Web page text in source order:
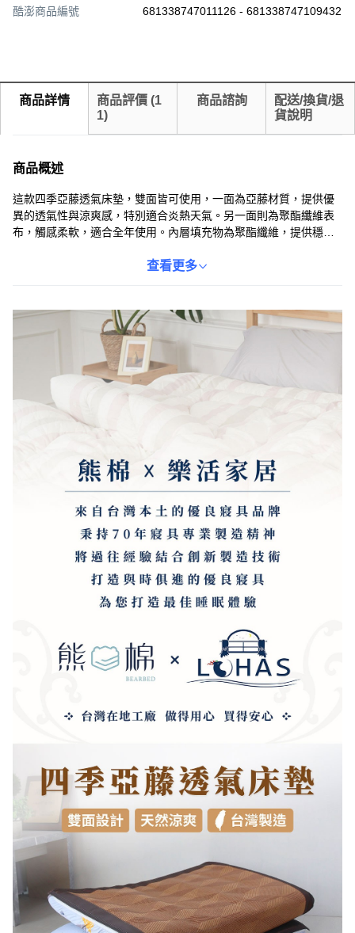
酷澎商品編號 681338747011126 - 681338747109432
商品詳情 商品評價 (1
1)
商品諮詢
配送/換貨/退
貨說明
商品概述
這款四季亞藤透氣床墊，雙面皆可使用，一面為亞藤材質，提供優
異的透氣性與涼爽感，特別適合炎熱天氣。另一面則為聚酯纖維表
布，觸感柔軟，適合全年使用。內層填充物為聚酯纖維，提供穩固
合小空間或需要靈活佈置的家庭。此床墊讓您一年四季都能享受舒
查看更多